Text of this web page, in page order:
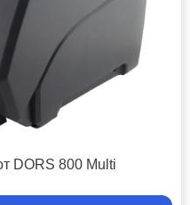
DORS 800 Multi